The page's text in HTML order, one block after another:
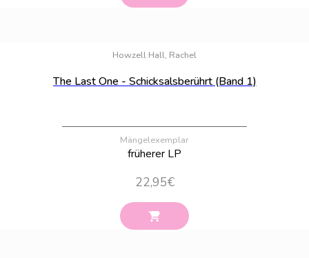
Howzell Hall, Rachel
The Last One - Schicksalsberührt (Band 1)
Mängelexemplar
früherer LP
22,95€